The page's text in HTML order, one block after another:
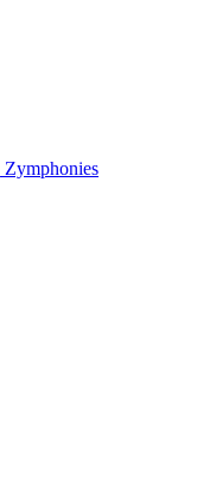
Zymphonies